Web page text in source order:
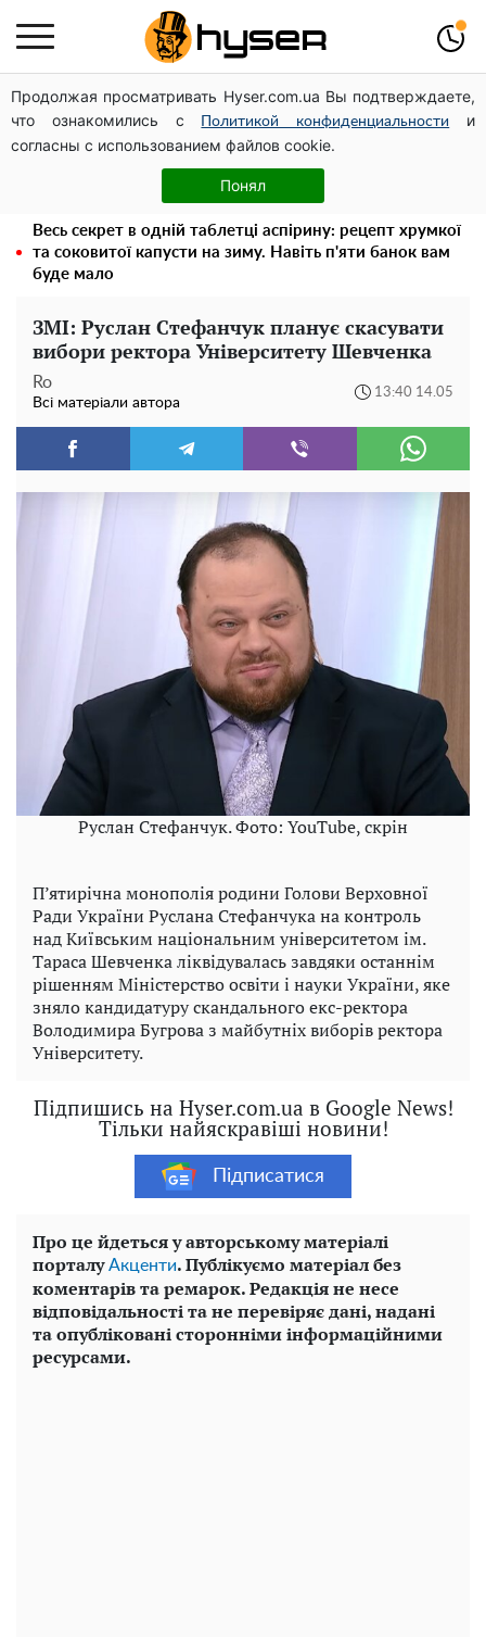
Продолжая просматривать Hyser.com.ua Вы подтверждаете,
что ознакомились с
Политикой конфиденциальности
и
согласны с использованием файлов cookie.
Понял
Павло Прудніков та його дивовижна кар'єра від актора
у російському театрі до номінанта у керівники
Федерації профспілок
Гола Олена Тополя у цікавих позах змусила відвисати
щелепи: злив відео – було лише початком
Весь секрет в одній таблетці аспірину: рецепт хрумкої
та соковитої капусти на зиму. Навіть п'яти банок вам
буде мало
ЗМІ: Руслан Стефанчук планує скасувати
вибори ректора Університету Шевченка
Ro
Всі матеріали автора
13:40 14.05
Руслан Стефанчук. Фото: YouTube, скрін
П’ятирічна монополія родини Голови Верховної
Ради України Руслана Стефанчука на контроль
над Київським національним університетом ім.
Тараса Шевченка ліквідувалась завдяки останнім
рішенням Міністерство освіти і науки України, яке
зняло кандидатуру скандального екс-ректора
Володимира Бугрова з майбутніх виборів ректора
Університету.
Підпишись на Hyser.com.ua в Google News!
Тільки найяскравіші новини!
Підписатися
Про це йдеться у авторському матеріалі
порталуАкценти. Публікуємо матеріал без
коментарів та ремарок. Редакція не несе
відповідальності та не перевіряє дані, надані
та опубліковані сторонніми інформаційними
ресурсами.